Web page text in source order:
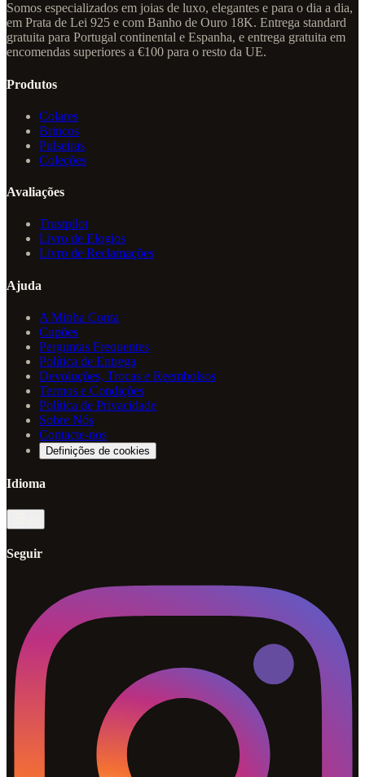
Somos especializados em joias de luxo, elegantes e para o dia a dia,
em Prata de Lei 925 e com Banho de Ouro 18K. Entrega standard
gratuita para Portugal continental e Espanha, e entrega gratuita em
encomendas superiores a €100 para o resto da UE.
Produtos
Colares
Brincos
Pulseiras
Coleções
Avaliações
Trustpilot
Livro de Elogios
Livro de Reclamações
Ajuda
A Minha Conta
Cupões
Perguntas Frequentes
Política de Entrega
Devoluções, Trocas e Reembolsos
Termos e Condições
Política de Privacidade
Sobre Nós
Contacte-nos
Definições de cookies
Idioma
Seguir